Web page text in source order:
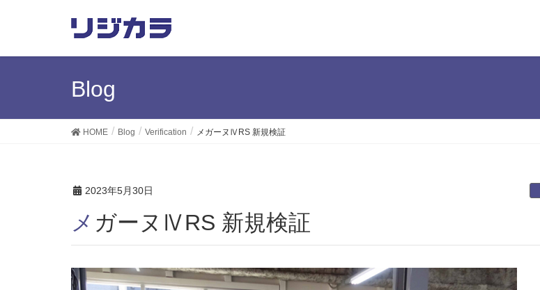
Blog
HOME Blog Verification メガーヌⅣRS 新規検証
2023年5月30日
メガーヌⅣRS 新規検証